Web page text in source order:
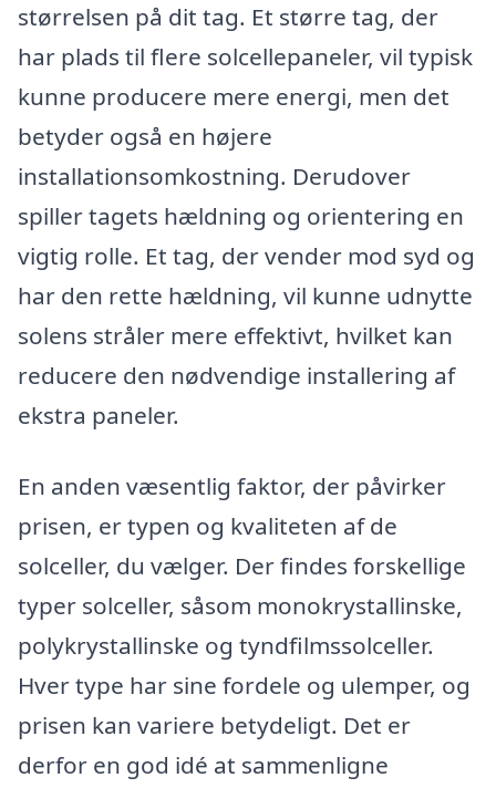
størrelsen på dit tag. Et større tag, der
har plads til flere solcellepaneler, vil typisk
kunne producere mere energi, men det
betyder også en højere
installationsomkostning. Derudover
spiller tagets hældning og orientering en
vigtig rolle. Et tag, der vender mod syd og
har den rette hældning, vil kunne udnytte
solens stråler mere effektivt, hvilket kan
reducere den nødvendige installering af
ekstra paneler.
En anden væsentlig faktor, der påvirker
prisen, er typen og kvaliteten af de
solceller, du vælger. Der findes forskellige
typer solceller, såsom monokrystallinske,
polykrystallinske og tyndfilmssolceller.
Hver type har sine fordele og ulemper, og
prisen kan variere betydeligt. Det er
derfor en god idé at sammenligne